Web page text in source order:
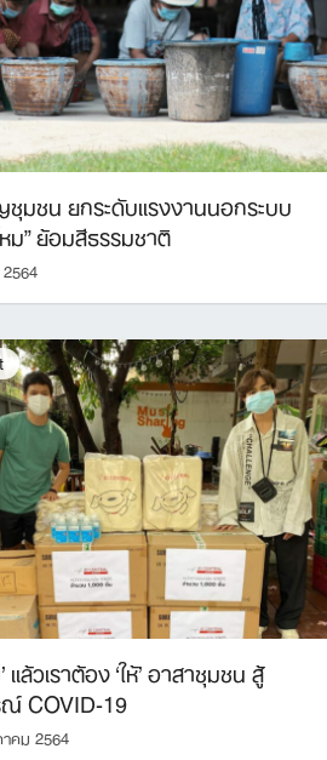
มชน ยกระดับแรงงานนอกระบบ
ม” ย้อมสีธรรมชาติ
แล้วเราต้อง ‘ให้’ อาสาชุมชน สู้
COVID-19
คม 2564